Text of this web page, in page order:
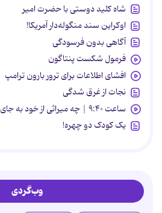
شاه کلید دوستی با حضرت امیر
اوکراین سند منگوله‌دار آمریکا!
آگاهی بدون فرسودگی
فرمول شکست پنتاگون
افشای اطلاعات برای ترور بارون ترامپ
نجات از غرق شدگی
ساعت ۹:۴۰ | چه میراثی از خود به جای گذاشت؟
یک کودک دو چهره!
وب‌گردی